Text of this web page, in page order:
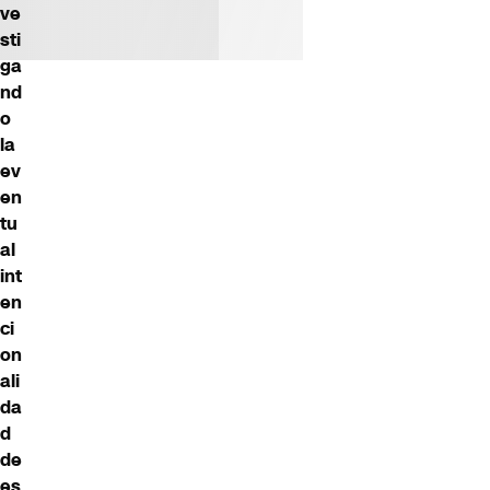
ve
sti
ga
nd
o
la
ev
en
tu
al
int
en
ci
on
ali
da
d
de